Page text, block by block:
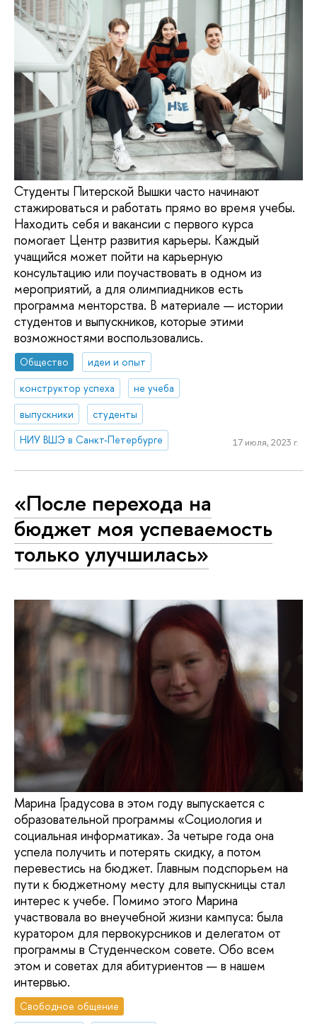
Студенты Питерской Вышки часто начинают
стажироваться и работать прямо во время учебы.
Находить себя и вакансии с первого курса
помогает Центр развития карьеры. Каждый
учащийся может пойти на карьерную
консультацию или поучаствовать в одном из
мероприятий, а для олимпиадников есть
программа менторства. В материале — истории
студентов и выпускников, которые этими
возможностями воспользовались.
Общество
идеи и опыт
конструктор успеха
не учеба
выпускники
студенты
НИУ ВШЭ в Санкт-Петербурге
17 июля, 2023 г.
«После перехода на
бюджет моя успеваемость
только улучшилась»
Марина Градусова в этом году выпускается с
образовательной программы «Социология и
социальная информатика». За четыре года она
успела получить и потерять скидку, а потом
перевестись на бюджет. Главным подспорьем на
пути к бюджетному месту для выпускницы стал
интерес к учебе. Помимо этого Марина
участвовала во внеучебной жизни кампуса: была
куратором для первокурсников и делегатом от
программы в Студенческом совете. Обо всем
этом и советах для абитуриентов — в нашем
интервью.
Свободное общение